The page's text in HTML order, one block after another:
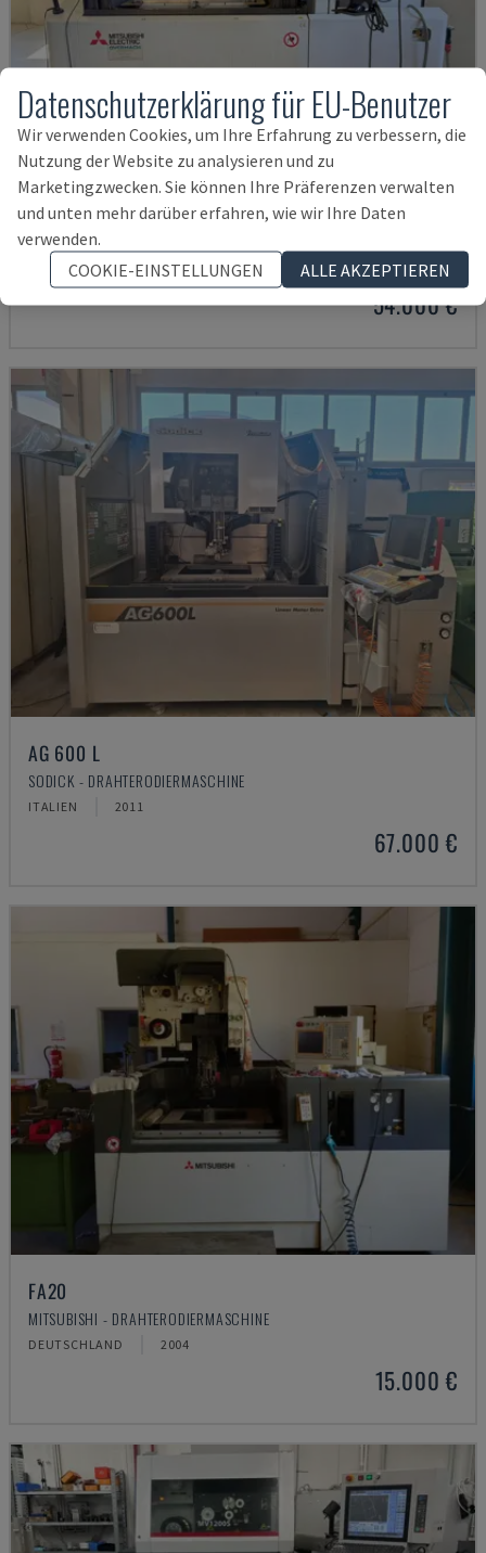
MV2400R
MITSUBISHI - DRAHTERODIERMASCHINE
POLEN 2017 4.000 STD
54.000 €
AG 600 L
SODICK - DRAHTERODIERMASCHINE
ITALIEN 2011
67.000 €
FA20
MITSUBISHI - DRAHTERODIERMASCHINE
DEUTSCHLAND 2004
15.000 €
Datenschutzerklärung für EU-Benutzer
Wir verwenden Cookies, um Ihre Erfahrung zu verbessern, die
Nutzung der Website zu analysieren und zu
Marketingzwecken. Sie können Ihre Präferenzen verwalten
und unten mehr darüber erfahren, wie wir Ihre Daten
verwenden.
COOKIE-EINSTELLUNGEN
ALLE AKZEPTIEREN